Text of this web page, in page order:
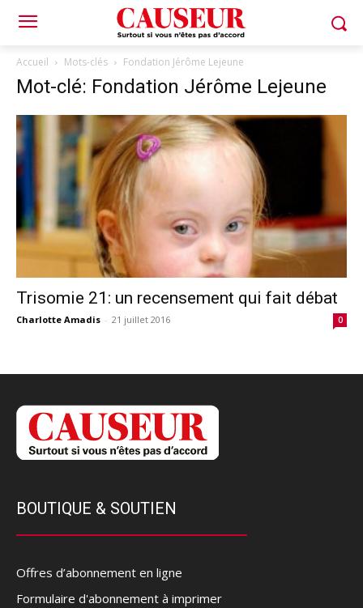
Accueil Mots-clés Fondation Jérôme Lejeune
Mot-clé: Fondation Jérôme Lejeune
Trisomie 21: un recensement qui fait débat
Charlotte Amadis - 21 juillet 2016 0
BOUTIQUE & SOUTIEN
Offres d’abonnement en ligne
Formulaire d'abonnement à imprimer